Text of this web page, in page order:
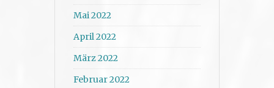
Mai 2022
April 2022
März 2022
Februar 2022